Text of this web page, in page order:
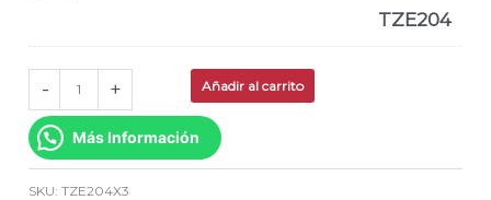
TZE204
- + Añadir al carrito
Más Información
SKU:TZE204X3